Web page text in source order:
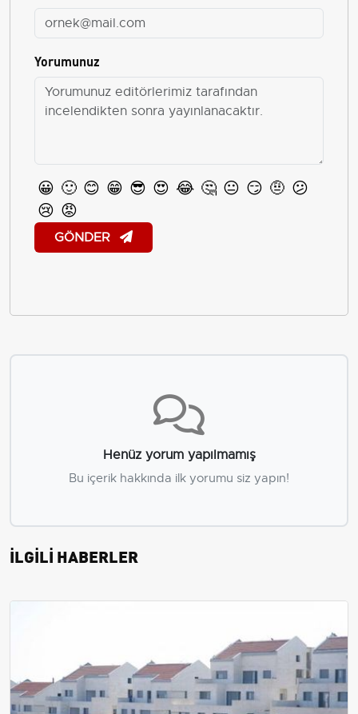
Yorumunuz
😀 🙂 😊 😁 😎 😍 😂 🤔 😐 😏 🤨 😕
😢 😡
GÖNDER
Henüz yorum yapılmamış
Bu içerik hakkında ilk yorumu siz yapın!
İLGİLİ HABERLER